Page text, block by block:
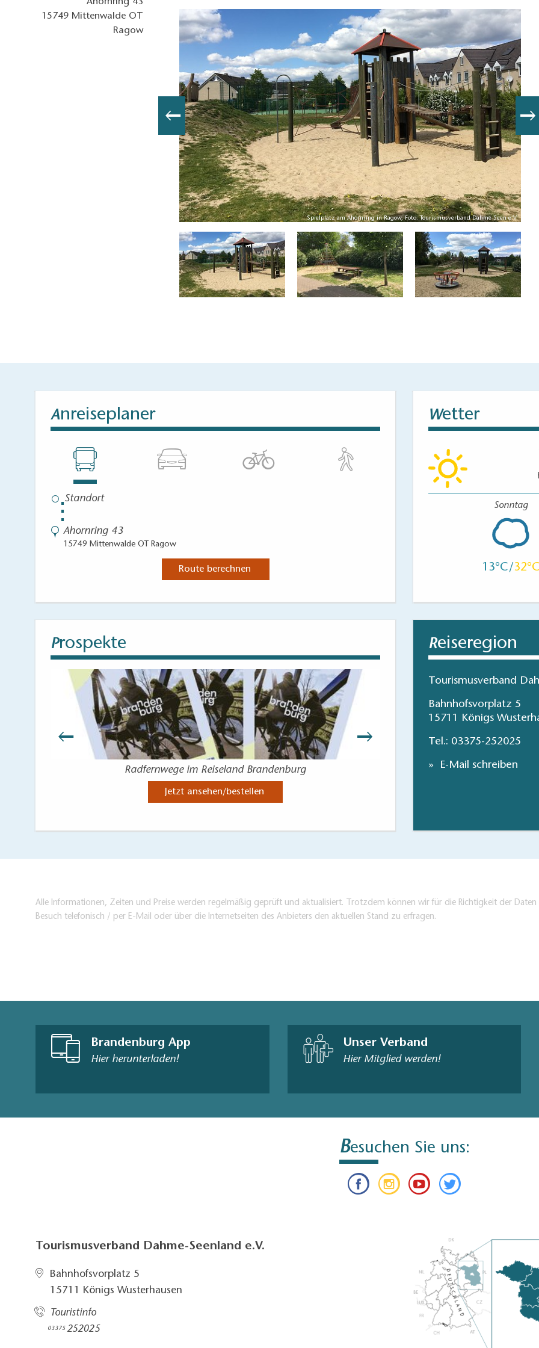
Ahornring 43
15749 Mittenwalde OT
Ragow
Spielplatz am Ahornring in Ragow, Foto: Tourismusverband Dahme-Seen e.V.
Anreiseplaner
⋮
Ahornring 43
15749 Mittenwalde OT Ragow
Route berechnen
Wetter
Sonntag
13 32
Prospekte
Radfernwege im Reiseland Brandenburg
Jetzt ansehen/bestellen
Angeln im
Reiseregion
Tourismusverband
Bahnhofsvorplatz 5
15711 Königs
Tel.: 03375-252025
E-Mail schreiben
Alle Informationen, Zeiten und Preise werden regelmäßig geprüft und aktualisiert. Trotzdem können wir für die Richtigkeit der
Besuch telefonisch / per E-Mail oder über die Internetseiten des Anbieters den aktuellen Stand zu erfragen.
Brandenburg App
Hier herunterladen!
Unser Verband
Hier Mitglied werden!
Besuchen Sie uns:
Tourismusverband Dahme-Seenland e.V.
Bahnhofsvorplatz 5​
15711 Königs Wusterhausen
Touristinfo
03375252025​